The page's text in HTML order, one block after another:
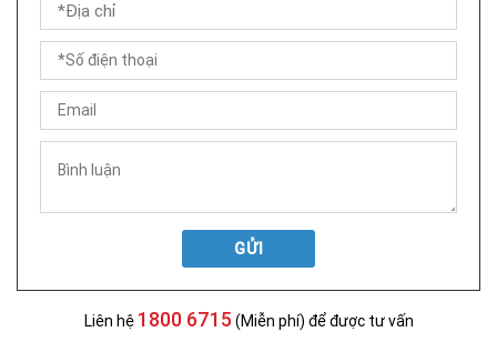
GỬI
Liên hệ 1800 6715 (Miễn phí) để được tư vấn